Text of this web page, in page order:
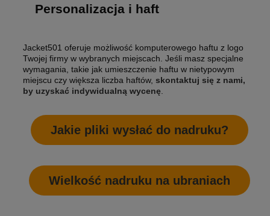
Personalizacja i haft
Jacket501 oferuje możliwość komputerowego haftu z logo
Twojej firmy w wybranych miejscach. Jeśli masz specjalne
wymagania, takie jak umieszczenie haftu w nietypowym
miejscu czy większa liczba haftów, skontaktuj się z nami,
by uzyskać indywidualną wycenę.
Jakie pliki wysłać do nadruku?
Wielkość nadruku na ubraniach